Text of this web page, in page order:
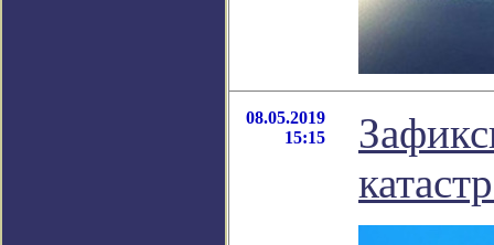
08.05.2019
15:15